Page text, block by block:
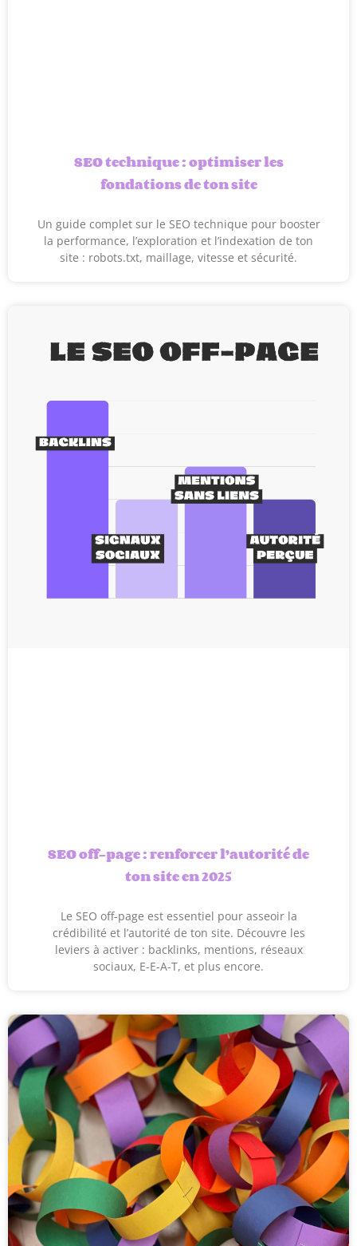
SEO technique : optimiser les
fondations de ton site
Un guide complet sur le SEO technique pour booster
la performance, l’exploration et l’indexation de ton
site : robots.txt, maillage, vitesse et sécurité.
SEO off-page : renforcer l’autorité de
ton site en 2025
Le SEO off-page est essentiel pour asseoir la
crédibilité et l’autorité de ton site. Découvre les
leviers à activer : backlinks, mentions, réseaux
sociaux, E-E-A-T, et plus encore.